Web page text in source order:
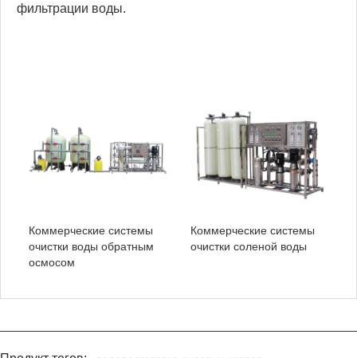
фильтрации воды.
Коммерческие системы
очистки воды обратным
осмосом
Коммерческие системы
очистки соленой воды